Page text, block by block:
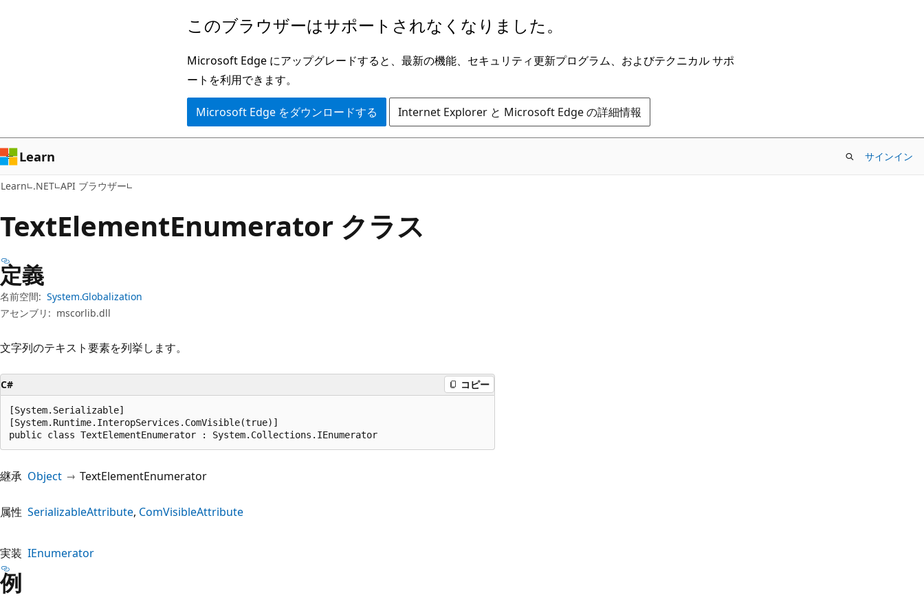
ン
ツ
に
ス
ッ
ゲ
ー
シ
ョ
に
キ
ッ
プ
このブラウザーはサポートされなくなりました。
Microsoft Edge にアップグレードすると、最新の機能、セキュリティ更新プログラム、およびテクニカル サポ
ートを利用できます。
Microsoft Edge をダウンロードする Internet Explorer と Microsoft Edge の詳細情報
Learn サインイン
Learn .NET API ブラウザー
TextElementEnumerator クラス
定義
名前空間: System.Globalization
アセンブリ: mscorlib.dll
文字列のテキスト要素を列挙します。
C# コピー
[System.Serializable]
[System.Runtime.InteropServices.ComVisible(true)]
public class TextElementEnumerator : System.Collections.IEnumerator
継承 Object TextElementEnumerator
属性 SerializableAttribute ComVisibleAttribute
実装 IEnumerator
例